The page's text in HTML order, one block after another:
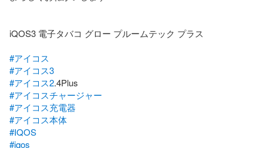
iQOS3 電子タバコ グロー プルームテック プラス
#アイコス
#アイコス3
#アイコス2
#アイコスチャージャー
#アイコス充電器
#アイコス本体
#IQOS
#iqos